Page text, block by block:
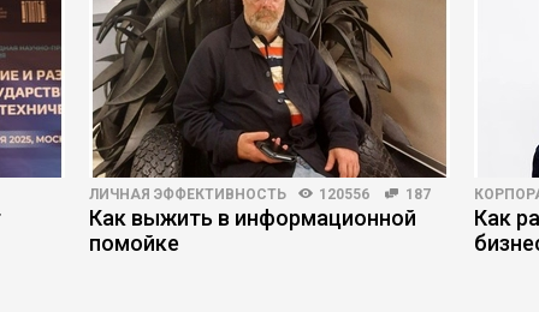
ЛИЧНАЯ ЭФФЕКТИВНОСТЬ 120556 187
Как выжить в информационной
помойке
Как